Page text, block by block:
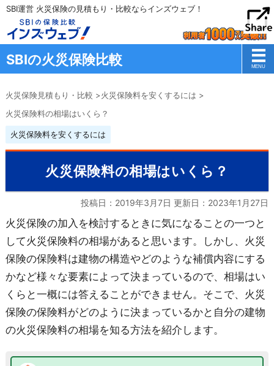
SBI運営 火災保険の見積もり・比較ならインズウェブ！
SBIの火災保険比較
火災保険見積もり・比較 >火災保険料を安くするには >
火災保険料の相場はいくら？
火災保険料を安くするには
火災保険料の相場はいくら？
投稿日：2019年3月7日 更新日： 2023年1月27日
火災保険の加入を検討するときに気になることの一つと
して火災保険料の相場があると思います。しかし、火災
保険の保険料は建物の構造やどのような補償内容にする
かなど様々な要素によって決まっているので、相場はい
くらと一概には答えることができません。そこで、火災
保険の保険料がどのように決まっているかと自分の建物
の火災保険料の相場を知る方法を紹介します。